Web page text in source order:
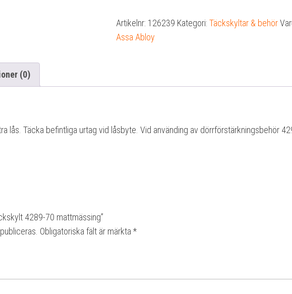
mattmässing
mängd
Artikelnr: 126239 Kategori: Täckskyltar & behör
Assa Abloy
(0)
lås. Täcka befintliga urtag vid låsbyte. Vid använding av dörrförstärkningsbehör
4289-70 mattmässing”
Obligatoriska fält är märkta *